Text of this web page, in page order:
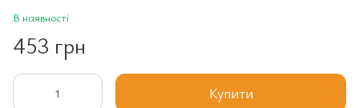
В наявності
453 грн
Купити